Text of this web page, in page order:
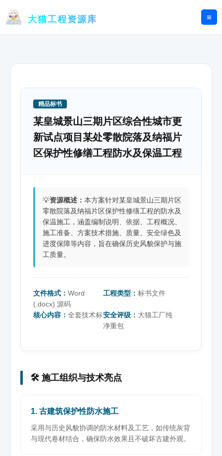
大猫工程资源库
精品标书
某皇城景山三期片区综合性城市更
新试点项目某处零散院落及纳福片
区保护性修缮工程防水及保温工程
💡资源概述： 本方案针对某皇城景山三期片区
零散院落及纳福片区保护性修缮工程的防水及
保温施工，涵盖编制说明、依据、工程概况、
施工准备、方案技术措施、质量、安全绿色及
进度保障等内容，旨在确保历史风貌保护与施
工质量。
文件格式： Word
(.docx) 源码
工程类型：标书文件
核心内容： 全套技术标安全评级： 大猫工厂纯
净重包
🛠️ 施工组织与技术亮点
1. 古建筑保护性防水施工
采用与历史风貌协调的防水材料及工艺，如传统灰背
与现代卷材结合，确保防水效果且不破坏古建外观。